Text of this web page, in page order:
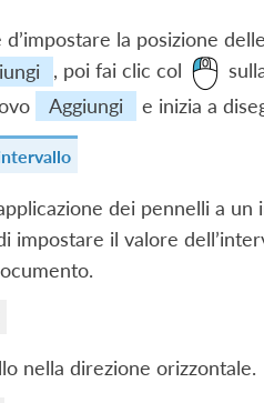
la posizione
, poi fai clic col
Aggiungi e inizia a
dei pennelli a
impostare il valore
nella direzione orizzontale.